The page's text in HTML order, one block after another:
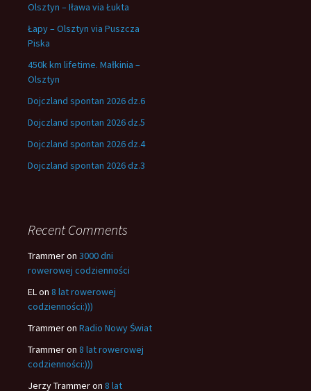
Olsztyn – Iława via Łukta
Łapy – Olsztyn via Puszcza
Piska
450k km lifetime. Małkinia –
Olsztyn
Dojczland spontan 2026 dz.6
Dojczland spontan 2026 dz.5
Dojczland spontan 2026 dz.4
Dojczland spontan 2026 dz.3
Recent Comments
Trammeron 3000 dni
rowerowej codzienności
ELon 8 lat rowerowej
codzienności:)))
Trammeron Radio Nowy Świat
Trammeron 8 lat rowerowej
codzienności:)))
Jerzy Trammeron 8 lat